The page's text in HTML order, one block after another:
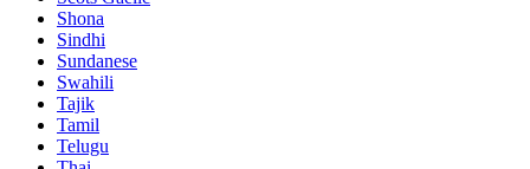
Shona
Sindhi
Sundanese
Swahili
Tajik
Tamil
Telugu